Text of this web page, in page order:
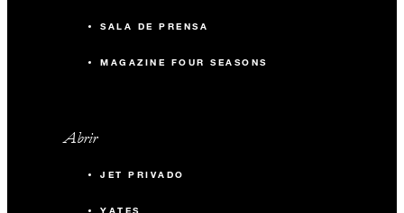
SALA DE PRENSA
MAGAZINE FOUR SEASONS
Abrir
JET PRIVADO
YATES